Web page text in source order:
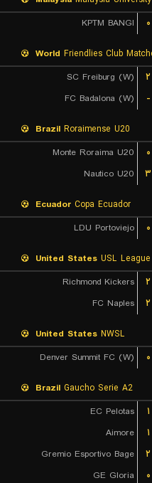
KPTM BANGI
۰
World Friendlies Club
SC Freiburg (W)
۲
FC Badalona (W)
-
Brazil Roraimense U20
Monte Roraima U20
۰
Nautico U20
۳
Ecuador Copa Ecuador
LDU Portoviejo
۰
United States USL
Richmond Kickers
۲
FC Naples
۲
United States NWSL
Denver Summit FC (W)
۰
Brazil Gaucho Serie A2
EC Pelotas
۱
Aimore
۱
Gremio Esportivo Bage
۲
GE Gloria
۰